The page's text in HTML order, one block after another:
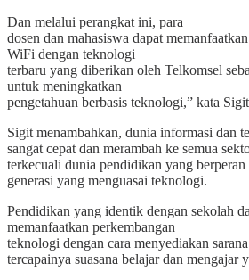
Dan melalui perangkat ini, para
dosen dan mahasiswa dapat
WiFi dengan teknologi
terbaru yang diberikan oleh Telkomsel
untuk meningkatkan
pengetahuan berbasis teknologi,” kata
Sigit menambahkan, dunia informasi dan
sangat cepat dan merambah ke semua
terkecuali dunia pendidikan yang
generasi yang menguasai teknologi.
Pendidikan yang identik dengan sekolah
memanfaatkan perkembangan
teknologi dengan cara menyediakan
tercapainya suasana belajar dan mengajar